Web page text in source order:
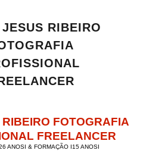
FOTOGRAFIA
FREELANCER
ANOSI & FORMAÇÃO I15 ANOSI